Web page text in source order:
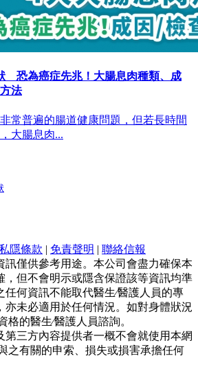
恐為癌症先兆！大腸息肉種類、成
法
常普遍的腸道健康問題，但若長時間
大腸息肉...
隱條款 | 免責聲明 | 聯絡信報
訊僅供參考用途。本公司會盡力確保本
，但不會明示或隱含保證該等資訊均準
何資訊不能取代醫生∕醫護人員的專
亦未必適用於任何情況。如對身體狀況
的醫生∕醫護人員諮詢。
第三方內容提供者一概不會就使用本網
之有關的申索、損失或損害承擔任何